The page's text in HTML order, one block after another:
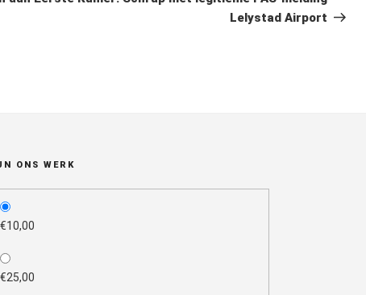
Lelystad Airport
ONS WERK
€10,00
€25,00